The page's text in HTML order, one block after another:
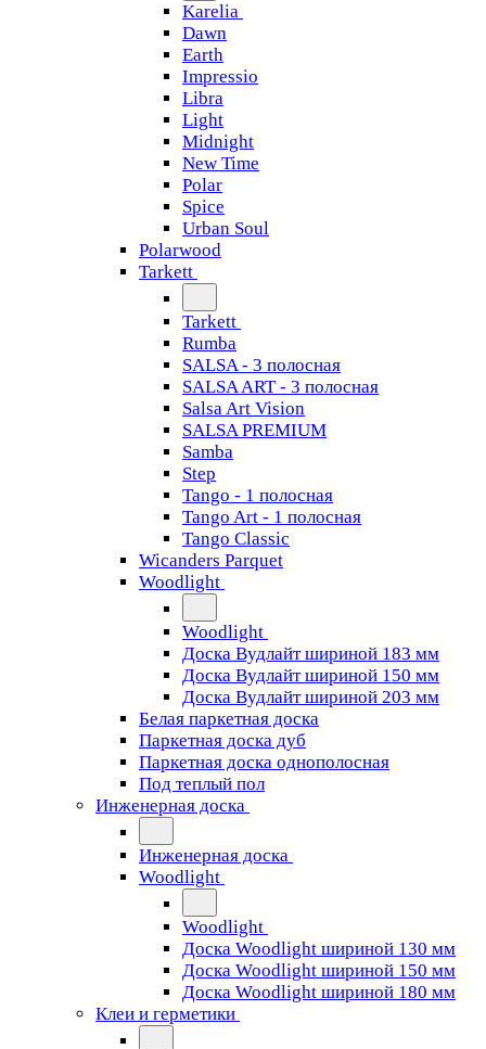
Karelia
Dawn
Earth
Impressio
Libra
Light
Midnight
New Time
Polar
Spice
Urban Soul
Polarwood
Tarkett
Tarkett
Rumba
SALSA - 3 полосная
SALSA ART - 3 полосная
Salsa Art Vision
SALSA PREMIUM
Samba
Step
Tango - 1 полосная
Tango Art - 1 полосная
Tango Classiс
Wicanders Parquet
Woodlight
Woodlight
Доска Вудлайт шириной 183 мм
Доска Вудлайт шириной 150 мм
Доска Вудлайт шириной 203 мм
Белая паркетная доска
Паркетная доска дуб
Паркетная доска однополосная
Под теплый пол
Инженерная доска
Инженерная доска
Woodlight
Woodlight
Доска Woodlight шириной 130 мм
Доска Woodlight шириной 150 мм
Доска Woodlight шириной 180 мм
Клеи и герметики